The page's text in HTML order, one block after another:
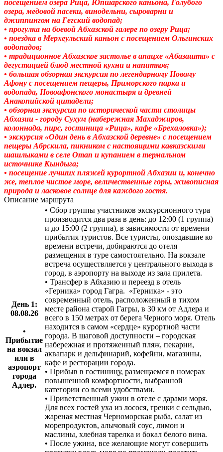
посещением озера Рица, Юпшарского каньона, Голубого
озера, медовой пасеки, винодельни, сыроварни и
джиппингом на Гегский водопад;
• прогулка на боевой Абхазской галере по озеру Рица;
• поездка в Мерхеульский каньон с посещением Ольгинских
водопадов;
• традиционное Абхазское застолье в апацхе «Абазашта» с
дегустацией блюд местной кухни и напитков;
• большая обзорная экскурсия по легендарному Новому
Афону с посещением пещеры, Приморского парка и
водопада, Новоафонского монастыря и древней
Анакопийской цитадели;
• обзорная экскурсия по исторической части столицы
Абхазии - городу Сухум (набережная Махаджиров,
колоннада, пирс, гостиница «Рица», кафе «Брехаловка»);
• экскурсия «Один день в Абхазской деревне» с посещением
пещеры Абрскила, пикником с настоящими кавказскими
шашлыками в селе Отап и купанием в термальном
источнике Кындыга;
• посещение лучших пляжей курортной Абхазии и, конечно
же, теплое чистое море, величественные горы, живописная
природа и ласковое солнце для каждого гостя.
Описание маршрута
День 1:
08.08.26
•
Прибытие
на вокзал
или в
аэропорт
города
Адлер.
• Сбор группы участников экскурсионного тура
производится два раза в день: до 12:00 (1 группа)
и до 15:00 (2 группа), в зависимости от времени
прибытия туристов. Все туристы, опоздавшие ко
времени встречи, добираются до отеля
размещения в туре самостоятельно. На вокзале
встреча осуществляется у центрального выхода в
город, в аэропорту на выходе из зала прилета.
• Трансфер в Абхазию и переезд в отель
«Герника» город Гагра. «Герника» - это
современный отель, расположенный в тихом
месте района старой Гагры, в 30 км от Адлера и
всего в 150 метрах от берега Черного моря. Отель
находится в самом «сердце» курортной части
города. В шаговой доступности – городская
набережная и протяженный пляж, пекарни,
аквапарк и дельфинарий, кофейни, магазины,
кафе и ресторации города.
• Прибыв в гостиницу, размещаемся в номерах
повышенной комфортности, выбранной
категории со всеми удобствами.
• Приветственный ужин в отеле с дарами моря.
Для всех гостей уха из лосося, гренки с сельдью,
жареная местная Черноморская рыба, салат из
морепродуктов, алычовый соус, лимон и
маслины, хлебная тарелка и бокал белого вина.
• После ужина, все желающие могут совершить